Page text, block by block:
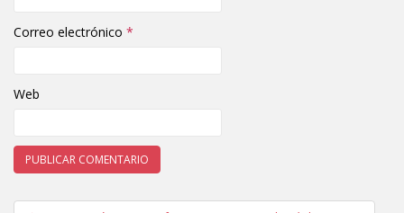
Correo electrónico *
Web